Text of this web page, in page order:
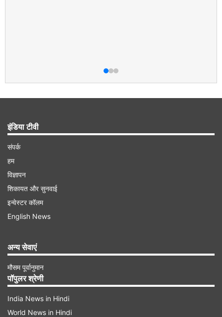
इंडिया टीवी
संपर्क
हम
विज्ञापन
शिकायत और सुनवाई
इन्वेस्टर कॉलम
English News
अन्य सेवाएं
मौसम पूर्वानुमान
पॉपुलर श्रेणी
India News in Hindi
World News in Hindi